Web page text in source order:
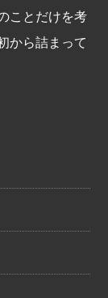
ことだけを考
から詰まって